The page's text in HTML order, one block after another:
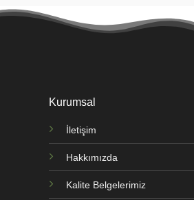
Kurumsal
İletişim
Hakkımızda
Kalite Belgelerimiz